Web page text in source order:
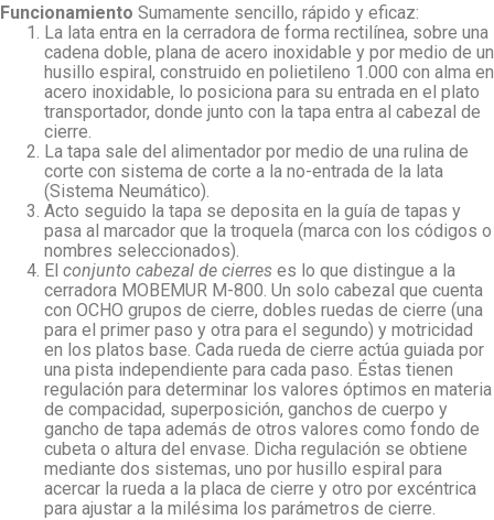
Funcionamiento Sumamente sencillo, rápido y eficaz:
La lata entra en la cerradora de forma rectilínea, sobre una
cadena doble, plana de acero inoxidable y por medio de un
husillo espiral, construido en polietileno 1.000 con alma en
acero inoxidable, lo posiciona para su entrada en el plato
transportador, donde junto con la tapa entra al cabezal de
cierre.
La tapa sale del alimentador por medio de una rulina de
corte con sistema de corte a la no-entrada de la lata
(Sistema Neumático).
Acto seguido la tapa se deposita en la guía de tapas y
pasa al marcador que la troquela (marca con los códigos o
nombres seleccionados).
El conjunto cabezal de cierres es lo que distingue a la
cerradora MOBEMUR M-800. Un solo cabezal que cuenta
con OCHO grupos de cierre, dobles ruedas de cierre (una
para el primer paso y otra para el segundo) y motricidad
en los platos base. Cada rueda de cierre actúa guiada por
una pista independiente para cada paso. Éstas tienen
regulación para determinar los valores óptimos en materia
de compacidad, superposición, ganchos de cuerpo y
gancho de tapa además de otros valores como fondo de
cubeta o altura del envase. Dicha regulación se obtiene
mediante dos sistemas, uno por husillo espiral para
acercar la rueda a la placa de cierre y otro por excéntrica
para ajustar a la milésima los parámetros de cierre.